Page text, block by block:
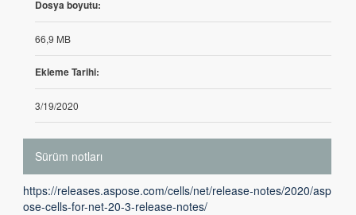
Dosya boyutu:
66,9 MB
Ekleme Tarihi:
3/19/2020
Sürüm notları
https://releases.aspose.com/cells/net/release-notes/2020/asp
ose-cells-for-net-20-3-release-notes/